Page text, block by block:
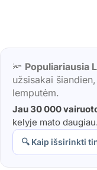
🔦 Populiariausia
užsisakai
lemputėm.
Jau 30 000
kelyje mato daugiau.
🔍 Kaip išsirinkti